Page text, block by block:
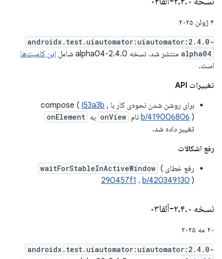
۴ ژوئن ۲۰۲۵
androidx.test.uiautomator:uiautomator:2.4.0-
alpha04 منتشر شد. نسخه 2.4.0-alpha04 شامل
این کامیت‌ها
است.
تغییرات API
برای روشن شدن نحوه‌ی کار با compose (
I53a3b ,
b/419006806 ) نام onView به onElement
تغییر داده شد.
رفع اشکالات
رفع خطای
waitForStableInActiveWindow (
290457f1 ، b/420349130 )
نسخه ۲ .۴.۰-آلفا۰۳
۲۰ مه ۲۰۲۵
androidx.test.uiautomator:uiautomator:2.4.0-